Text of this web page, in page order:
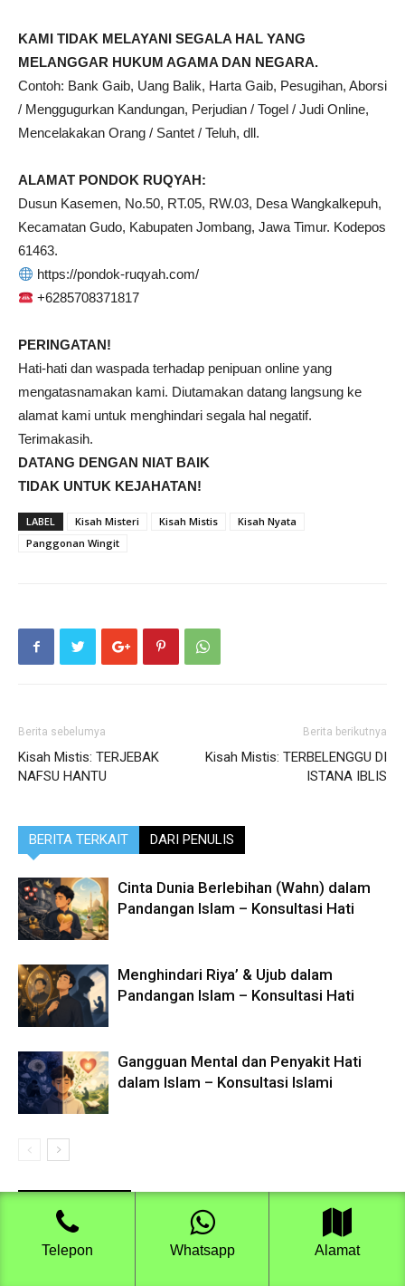
KAMI TIDAK MELAYANI SEGALA HAL YANG
MELANGGAR HUKUM AGAMA DAN NEGARA.
Contoh: Bank Gaib, Uang Balik, Harta Gaib, Pesugihan, Aborsi
/ Menggugurkan Kandungan, Perjudian / Togel / Judi Online,
Mencelakakan Orang / Santet / Teluh, dll.
ALAMAT PONDOK RUQYAH:
Dusun Kasemen, No.50, RT.05, RW.03, Desa Wangkalkepuh,
Kecamatan Gudo, Kabupaten Jombang, Jawa Timur. Kodepos
61463.
https://pondok-ruqyah.com/
+6285708371817
PERINGATAN!
Hati-hati dan waspada terhadap penipuan online yang
mengatasnamakan kami. Diutamakan datang langsung ke
alamat kami untuk menghindari segala hal negatif.
Terimakasih.
DATANG DENGAN NIAT BAIK
TIDAK UNTUK KEJAHATAN!
LABEL Kisah Misteri Kisah Mistis
Kisah Nyata
Panggonan Wingit
Berita sebelumya
Kisah Mistis: TERJEBAK
NAFSU HANTU
Berita berikutnya
Kisah Mistis: TERBELENGGU DI
ISTANA IBLIS
BERITA TERKAIT DARI PENULIS
Cinta Dunia Berlebihan (Wahn) dalam
Pandangan Islam – Konsultasi Hati
Menghindari Riya’ & Ujub dalam
Pandangan Islam – Konsultasi Hati
Gangguan Mental dan Penyakit Hati
dalam Islam – Konsultasi Islami
Cinta Dunia Berlebihan (Wahn) dalam Pandangan Islam –
Telepon Whatsapp Alamat